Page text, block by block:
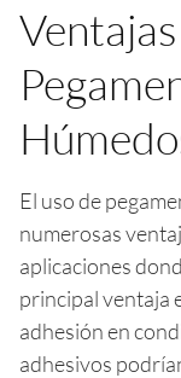
El uso de
numerosas
aplicaciones
principal ventaja
adhesión en
adhesivos